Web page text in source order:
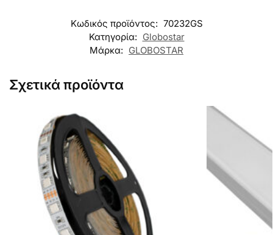
Κωδικός προϊόντος: 70232GS
Κατηγορία: Globostar
Μάρκα: GLOBOSTAR
Σχετικά προϊόντα